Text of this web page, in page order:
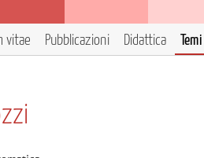
vitae Pubblicazioni Didattica